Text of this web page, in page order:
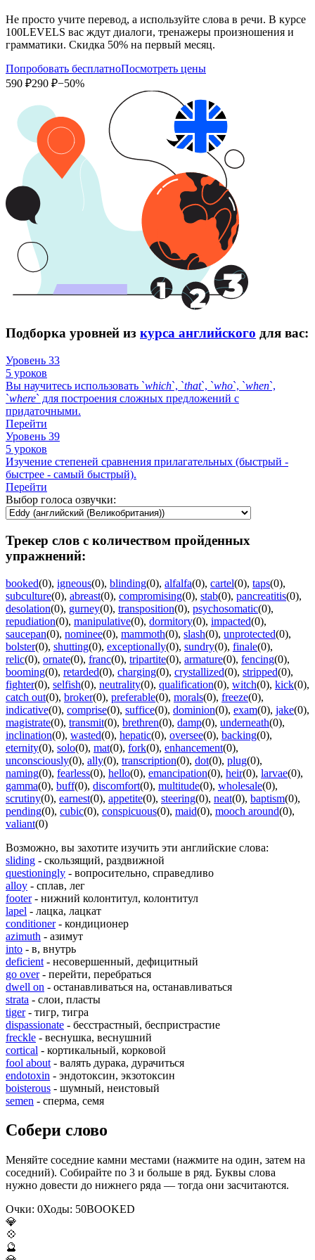
Не просто учите перевод, а используйте слова в речи. В курсе
100LEVELS вас ждут диалоги, тренажеры произношения и
грамматики. Скидка 50% на первый месяц.
Попробовать бесплатноПосмотреть цены
590 ₽290 ₽−50%
Подборка уровней из курса английского для вас:
Уровень 33
5 уроков
Вы научитесь использовать `which`, `that`, `who`, `when`,
`where` для построения сложных предложений с
придаточными.
Перейти
Уровень 39
5 уроков
Изучение степеней сравнения прилагательных (быстрый -
быстрее - самый быстрый).
Перейти
Выбор голоса озвучки:
Трекер слов с количеством пройденных
упражнений:
booked(0), igneous(0), blinding(0), alfalfa(0), cartel(0), taps(0),
subculture(0), abreast(0), compromising(0), stab(0), pancreatitis(0),
desolation(0), gurney(0), transposition(0), psychosomatic(0),
repudiation(0), manipulative(0), dormitory(0), impacted(0),
saucepan(0), nominee(0), mammoth(0), slash(0), unprotected(0),
bolster(0), shutting(0), exceptionally(0), sundry(0), finale(0),
relic(0), ornate(0), franc(0), tripartite(0), armature(0), fencing(0),
booming(0), retarded(0), charging(0), crystallized(0), stripped(0),
fighter(0), selfish(0), neutrality(0), qualification(0), witch(0), kick(0),
catch out(0), broker(0), preferable(0), morals(0), freeze(0),
indicative(0), comprise(0), suffice(0), dominion(0), exam(0), jake(0),
magistrate(0), transmit(0), brethren(0), damp(0), underneath(0),
inclination(0), wasted(0), hepatic(0), oversee(0), backing(0),
eternity(0), solo(0), mat(0), fork(0), enhancement(0),
unconsciously(0), ally(0), transcription(0), dot(0), plug(0),
naming(0), fearless(0), hello(0), emancipation(0), heir(0), larvae(0),
gamma(0), buff(0), discomfort(0), multitude(0), wholesale(0),
scrutiny(0), earnest(0), appetite(0), steering(0), neat(0), baptism(0),
pending(0), cubic(0), conspicuous(0), maid(0), mooch around(0),
valiant(0)
Возможно, вы захотите изучить эти английские слова:
sliding - скользящий, раздвижной
questioningly - вопросительно, справедливо
alloy - сплав, лег
footer- нижний колонтитул, колонтитул
lapel - лацка, лацкат
conditioner- кондиционер
azimuth - азимут
into - в, внутрь
deficient - несовершенный, дефицитный
go over- перейти, перебраться
dwell on - останавливаться на, останавливаться
strata - слои, пласты
tiger- тигр, тигра
dispassionate - бесстрастный, беспристрастие
freckle - веснушка, веснушний
cortical - кортикальный, корковой
fool about - валять дурака, дурачиться
endotoxin - эндотоксин, экзотоксин
boisterous - шумный, неистовый
semen - сперма, семя
Собери слово
Меняйте соседние камни местами (нажмите на один, затем на
соседний). Собирайте по 3 и больше в ряд. Буквы слова
нужно довести до нижнего ряда — тогда они засчитаются.
Очки: 0Ходы: 50BOOKED
💎
💠
🔮